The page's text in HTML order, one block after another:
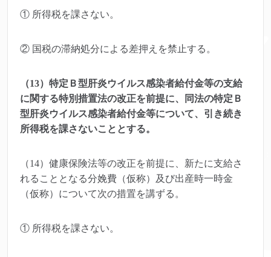
① 所得税を課さない。
② 国税の滞納処分による差押えを禁止する。
（13）特定Ｂ型肝炎ウイルス感染者給付金等の支給
に関する特別措置法の改正を前提に、同法の特定Ｂ
型肝炎ウイルス感染者給付金等について、引き続き
所得税を課さないこととする。
（14）健康保険法等の改正を前提に、新たに支給さ
れることとなる分娩費（仮称）及び出産時一時金
（仮称）について次の措置を講ずる。
① 所得税を課さない。